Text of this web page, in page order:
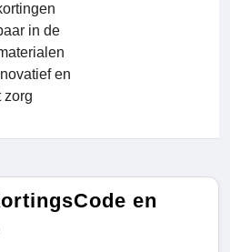
in de
en
zorg
en